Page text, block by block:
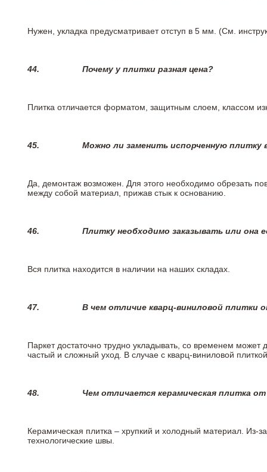
Нужен, укладка предусматривает отступ в 5 мм. (См.
44. Почему у плитки разная цена?
Плитка отличается форматом, защитным слоем, классом
45. Можно ли заменить испорченную плитку
Да, демонтаж возможен. Для этого необходимо обрезать
между собой материал, прижав стык к основанию.
46. Плитку необходимо заказывать или она
Вся плитка находится в наличии на наших складах.
47. В чем отличие кварц-виниловой плитки
Паркет достаточно трудно укладывать, со временем
частый и сложный уход. В случае с кварц-виниловой
48. Чем отличается керамическая плитка
Керамическая плитка – хрупкий и холодный материал. Из-
технологические швы.